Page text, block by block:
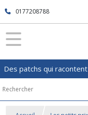
0177208788
Des patchs qui